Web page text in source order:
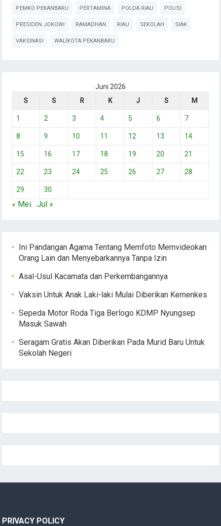
PEMKO PEKANBARU PERTAMINA POLDA RIAU POLISI
PRESIDEN JOKOWI RAMADHAN RIAU SEKOLAH SIAK
VAKSINASI WALIKOTA PEKANBARU
Juni 2026
S
S R K J S M
1 2 3 4 5 6 7
8 9 10 11 12 13 14
15 16 17 18 19 20 21
22 23 24 25 26 27 28
29 30
« Mei Jul »
Ini Pandangan Agama Tentang Memfoto Memvideokan
Orang Lain dan Menyebarkannya Tanpa Izin
Asal-Usul Kacamata dan Perkembangannya
Vaksin Untuk Anak Laki-laki Mulai Diberikan Kemenkes
Sepeda Motor Roda Tiga Berlogo KDMP Nyungsep
Masuk Sawah
Seragam Gratis Akan Diberikan Pada Murid Baru Untuk
Sekolah Negeri
PRIVACY POLICY